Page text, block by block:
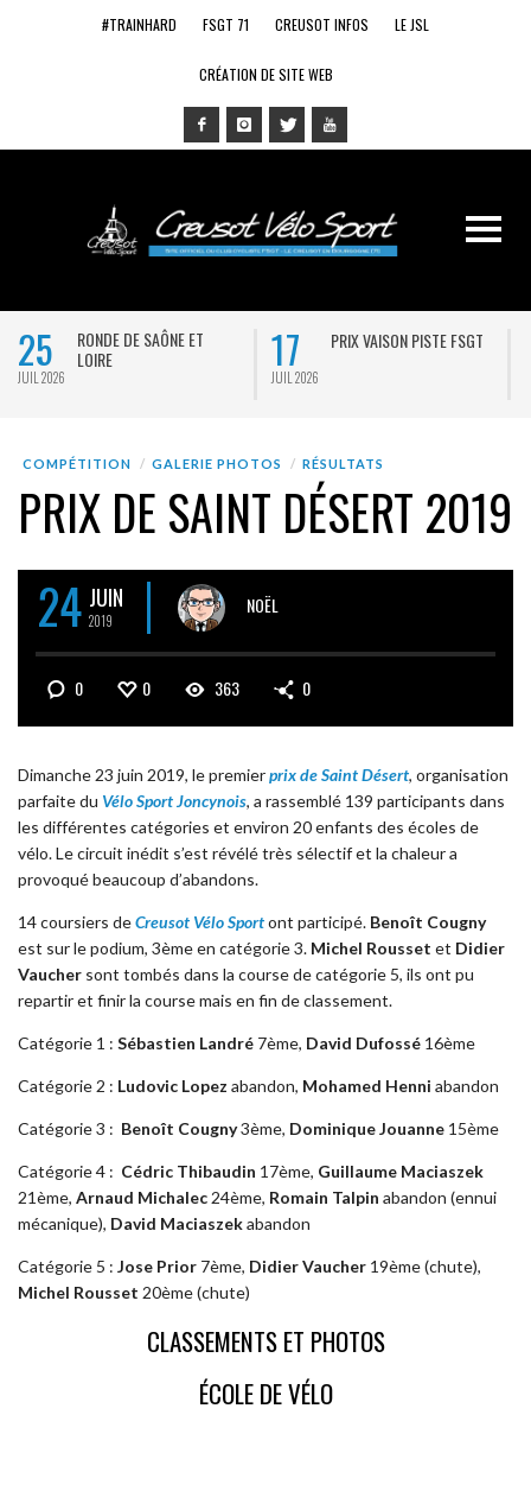
#TRAINHARD FSGT 71 CREUSOT INFOS LE JSL
CRÉATION DE SITE WEB
25
JUIL 2026
RONDE DE SAÔNE ET
LOIRE
17
JUIL 2026
PRIX VAISON PISTE FSGT
COMPÉTITION GALERIE PHOTOS RÉSULTATS
PRIX DE SAINT DÉSERT 2019
24 JUIN
2019
NOËL
0 0 363 0
Dimanche 23 juin 2019, le premierprix de Saint Désert, organisation
parfaite du Vélo Sport Joncynois, a rassemblé 139 participants dans
les différentes catégories et environ 20 enfants des écoles de
vélo. Le circuit inédit s’est révélé très sélectif et la chaleur a
provoqué beaucoup d’abandons.
14 coursiers deCreusot Vélo Sportont participé. Benoît Cougny
est sur le podium, 3ème en catégorie 3. Michel Rousset et Didier
Vaucher sont tombés dans la course de catégorie 5, ils ont pu
repartir et finir la course mais en fin de classement.
Catégorie 1 : Sébastien Landré 7ème, David Dufossé 16ème
Catégorie 2 : Ludovic Lopez abandon, Mohamed Henni abandon
Catégorie 3 : Benoît Cougny3ème, Dominique Jouanne 15ème
Catégorie 4 : Cédric Thibaudin 17ème, Guillaume Maciaszek
21ème, Arnaud Michalec 24ème, Romain Talpin abandon (ennui
mécanique), David Maciaszekabandon
Catégorie 5 : Jose Prior 7ème, Didier Vaucher 19ème (chute),
Michel Rousset 20ème (chute)
CLASSEMENTS ET PHOTOS
ÉCOLE DE VÉLO